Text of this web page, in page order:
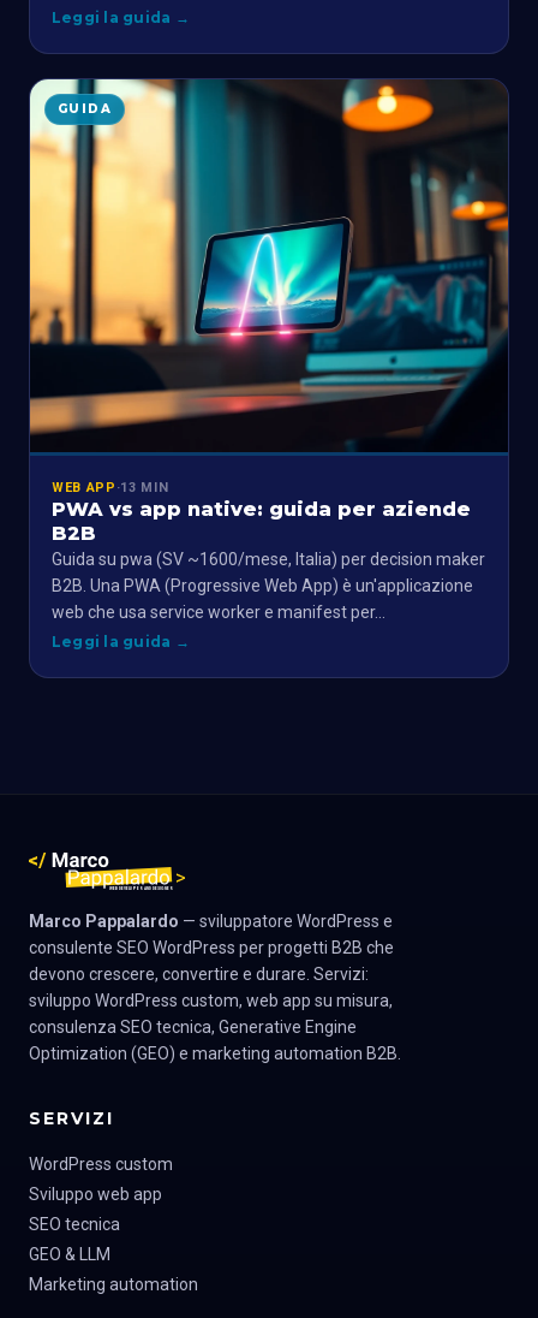
Leggi la guida →
GUIDA
WEB APP ·13 MIN
PWA vs app native: guida per aziende
B2B
Guida su pwa (SV ~1600/mese, Italia) per decision maker
B2B. Una PWA (Progressive Web App) è un'applicazione
web che usa service worker e manifest per…
Leggi la guida →
Marco Pappalardo — sviluppatore WordPress e
consulente SEO WordPress per progetti B2B che
devono crescere, convertire e durare. Servizi:
sviluppo WordPress custom, web app su misura,
consulenza SEO tecnica, Generative Engine
Optimization (GEO) e marketing automation B2B.
SERVIZI
WordPress custom
Sviluppo web app
SEO tecnica
GEO & LLM
Marketing automation